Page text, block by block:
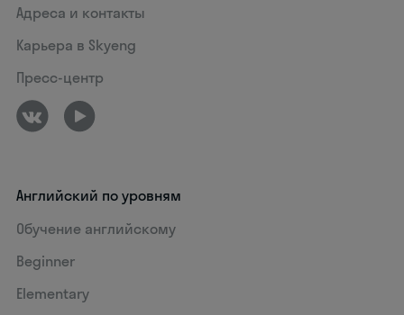
Адреса и контакты
Карьера в Skyeng
Пресс-центр
Английский по уровням
Обучение английскому
Beginner
Elementary